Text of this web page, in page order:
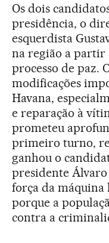
Os dois
presidência, o
esquerdista
na região a partir
processo de paz.
modificações
Havana,
e reparação à
prometeu
primeiro turno,
ganhou o
presidente
força da máquina
porque a
contra a